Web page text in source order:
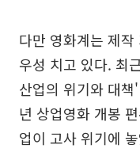
다만 영화계는 제
우성 치고 있다. 최
산업의 위기와 대
년 상업영화 개봉
업이 고사 위기에